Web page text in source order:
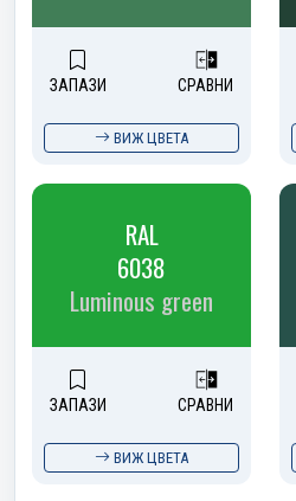
ЗАПАЗИ СРАВНИ
ВИЖ ЦВЕТА
RAL
6038
Luminous green
ЗАПАЗИ СРАВНИ
ВИЖ ЦВЕТА